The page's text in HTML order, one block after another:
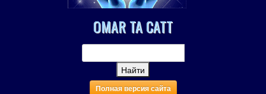
OMAR TA CATT
Полная версия сайта